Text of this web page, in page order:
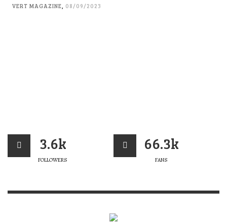
VERT MAGAZINE, 08/09/2023
3.6k
FOLLOWERS
66.3k
FANS